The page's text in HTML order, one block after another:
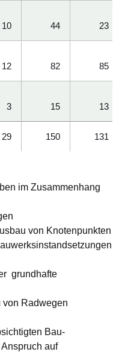
10 44 23
12 82 85
3 15 13
29 150 131
im Zusammenhang
von Knotenpunkten
grundhafte
Radwegen
Bau-
auf